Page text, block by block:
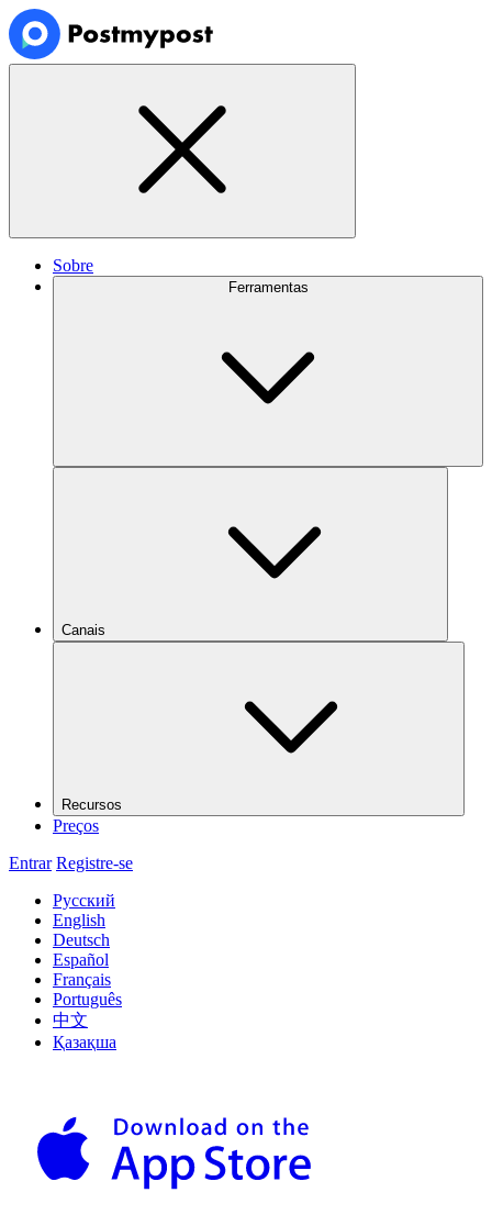
Sobre
Ferramentas
Canais
Recursos
Preços
Entrar Registre-se
Русский
English
Deutsch
Español
Français
Português
中文
Қазақша